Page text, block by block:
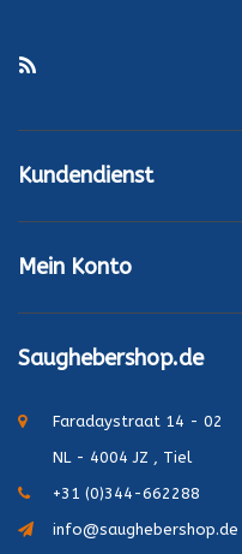
Kundendienst
Mein Konto
Saughebershop.de
Faradaystraat 14 - 02
NL - 4004 JZ , Tiel
+31 (0)344-662288
info@saughebershop.de